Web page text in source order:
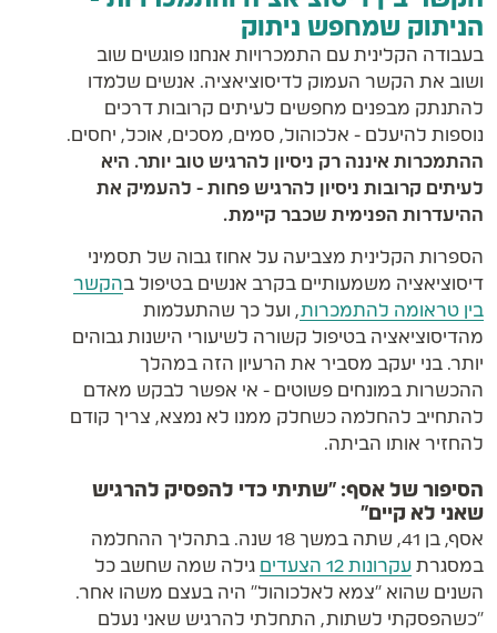
הניתוק שמחפש ניתוק
בעבודה הקלינית עם התמכרויות אנחנו פוגשים שוב
ושוב את הקשר העמוק לדיסוציאציה. אנשים שלמדו
להתנתק מבפנים מחפשים לעיתים קרובות דרכים
נוספות להיעלם - אלכוהול, סמים, מסכים, אוכל, יחסים.
ההתמכרות איננה רק ניסיון להרגיש טוב יותר. היא
לעיתים קרובות ניסיון להרגיש פחות - להעמיק את
ההיעדרות הפנימית שכבר קיימת.
הספרות הקלינית מצביעה על אחוז גבוה של תסמיני
דיסוציאציה משמעותיים בקרב אנשים בטיפול בהקשר
בין טראומה להתמכרות, ועל כך שהתעלמות
מהדיסוציאציה בטיפול קשורה לשיעורי הישנות גבוהים
יותר. בני יעקב מסביר את הרעיון הזה במהלך
ההכשרות במונחים פשוטים - אי אפשר לבקש מאדם
להתחייב להחלמה כשחלק ממנו לא נמצא, צריך קודם
להחזיר אותו הביתה.
הסיפור של אסף: "שתיתי כדי להפסיק להרגיש
שאני לא קיים"
אסף, בן 41, שתה במשך 18 שנה. בתהליך ההחלמה
במסגרת עקרונות 12 הצעדים
גילה שמה שחשב כל
השנים שהוא "צמא לאלכוהול" היה בעצם משהו אחר.
"כשהפסקתי לשתות, התחלתי להרגיש שאני נעלם